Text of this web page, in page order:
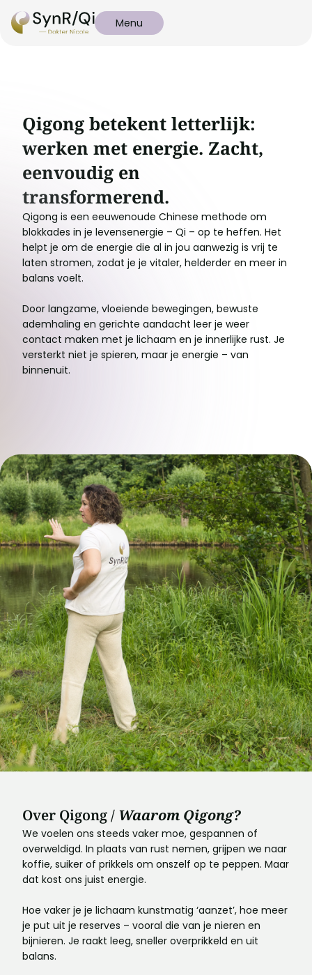
Menu
Qigong betekent letterlijk:
werken met energie. Zacht,
eenvoudig en
transformerend.
Qigong is een eeuwenoude Chinese methode om
blokkades in je levensenergie – Qi – op te heffen. Het
helpt je om de energie die al in jou aanwezig is vrij te
laten stromen, zodat je je vitaler, helderder en meer in
balans voelt.
Door langzame, vloeiende bewegingen, bewuste
ademhaling en gerichte aandacht leer je weer
contact maken met je lichaam en je innerlijke rust. Je
versterkt niet je spieren, maar je energie – van
binnenuit.
Over Qigong / Waarom Qigong?
We voelen ons steeds vaker moe, gespannen of
overweldigd. In plaats van rust nemen, grijpen we naar
koffie, suiker of prikkels om onszelf op te peppen. Maar
dat kost ons juist energie.
Hoe vaker je je lichaam kunstmatig ‘aanzet’, hoe meer
je put uit je reserves – vooral die van je nieren en
bijnieren. Je raakt leeg, sneller overprikkeld en uit
balans.